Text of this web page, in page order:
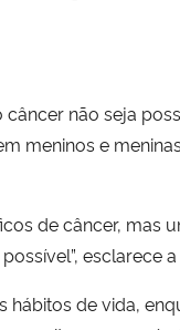
não seja
meninos e
de câncer,
esclarece a
de vida,